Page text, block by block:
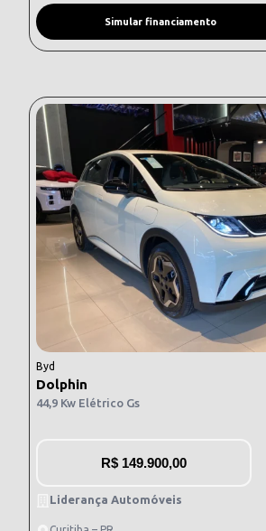
Simular financiamento
Byd
Dolphin
44,9 Kw Elétrico Gs
R$ 149.900,00
Liderança Automóveis